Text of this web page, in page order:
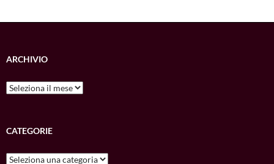
ARCHIVIO
Archivio
CATEGORIE
Categorie